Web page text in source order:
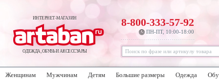
ИНТЕРНЕТ-МАГАЗИН
ОДЕЖДА, ОБУВЬ И АКСЕССУАРЫ
8-800-333-57-92
ПН-ПТ, 10:00-18:00
Женщинам Мужчинам Детям Большие размеры Одежда